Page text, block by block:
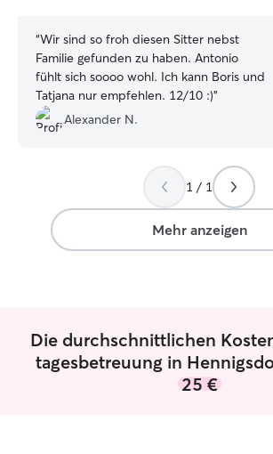
“Wir sind so froh diesen Sitter nebst
Familie gefunden zu haben. Antonio
fühlt sich soooo wohl. Ich kann Boris und
Tatjana nur empfehlen. 12/10 :)”
Alexander N.
1 / 1
Mehr anzeigen
Die durchschnittlichen
tagesbetreuung in
25 €